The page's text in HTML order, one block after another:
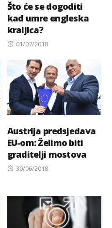
Što će se dogoditi
kad umre engleska
kraljica?
Posted
01/07/2018
Austrija predsjedava
EU-om: Želimo biti
graditelji mostova
Posted
30/06/2018